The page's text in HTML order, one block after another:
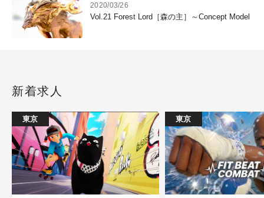
2020/03/26
Vol.21 Forest Lord［森の主］～Concept Model
新着求人
東京 東京